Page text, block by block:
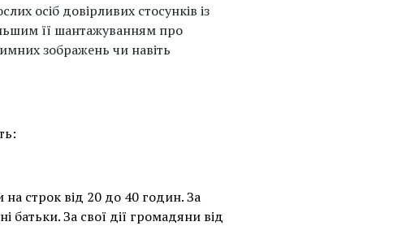
осіб довірливих стосунків із
її шантажуванням про
зображень чи навіть
строк від 20 до 40 годин. За
батьки. За свої дії громадяни від